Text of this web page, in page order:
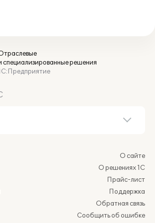
специализированные решения
О сайте
О решениях 1С
Прайс-лист
Поддержка
Обратная связь
Сообщить об ошибке